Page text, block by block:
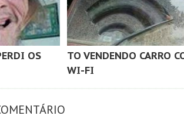
OS
TO VENDENDO CARRO
WI-FI